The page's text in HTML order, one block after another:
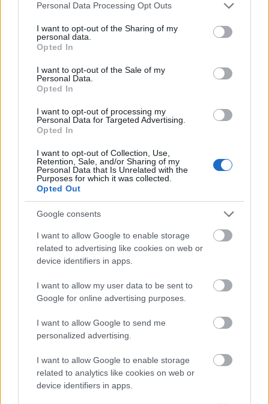
Please note that this website/app uses one or more Google
not limited to your visit or usage behaviour. You may click to
grant or deny consent to Google and its third-party tags to
use your data for below specified purposes in below Google
consent section.
Personal Data Processing Opt Outs
I want to opt-out of the Sharing of my
personal data.
Opted In
I want to opt-out of the Sale of my
Personal Data.
Opted In
I want to opt-out of processing my
Personal Data for Targeted Advertising.
Opted In
I want to opt-out of Collection, Use,
Retention, Sale, and/or Sharing of my
Personal Data that Is Unrelated with the
Purposes for which it was collected.
Opted Out
Google consents
I want to allow Google to enable storage
related to advertising like cookies on web or
device identifiers in apps.
I want to allow my user data to be sent to
Google for online advertising purposes.
I want to allow Google to send me
personalized advertising.
I want to allow Google to enable storage
related to analytics like cookies on web or
device identifiers in apps.
Το «Πλήρωμα 94» στο Καρναβάλι του Κότορ, στο
Μαυροβούνιο
Ο αθλητισμός στην εποχή της ανάλυσης
δεδομένων
«Στα χαρακώματα» οι συμβασιούχοι του ΕΑΠ – Η
παραίτηση Σήφη Μπουζάκη άνοιξε νέο μέτωπο
Η Εθνική Παίδων νίκησε τη Ρουμανία και
συνεχίζει
Η Λιβύη προχωρά το σχέδιο για παραγωγή 2 εκ.
βαρελιών
είσοδο της πόλης – Απεγκλωβίστηκε
τραυματισμένος ο οδηγός
να δείτε
τους παππούδες πριν «καθαρίσει» 5 καθηγητές
φωτιστικών – Σε εξέλιξη οι αποκαταστάσεις στο
έλος της Αγυιάς